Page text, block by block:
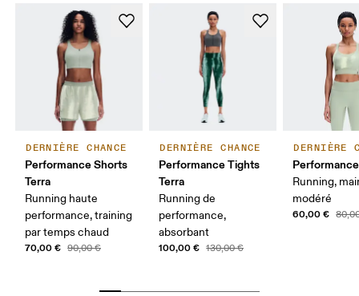
DERNIÈRE CHANCE
Performance Shorts
Terra
Running haute
performance, training
par temps chaud
70,00 € 90,00 €
DERNIÈRE CHANCE
Performance Tights
Terra
Running de
performance,
absorbant
100,00 € 130,00 €
DERNIÈRE
Running,
modéré
60,00 €